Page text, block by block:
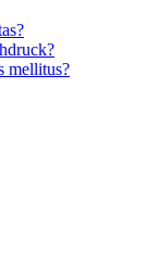
mellitus?